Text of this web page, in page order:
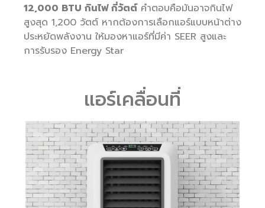
12,000 BTU กินไฟ กี่วัตต์คำตอบคือมันอาจกินไฟ
สูงสุด 1,200 วัตต์ หากต้องการเลือกแอร์แบบหน้าต่าง
ประหยัดพลังงาน ให้มองหาแอร์ที่มีค่า SEER สูงและ
การรับรอง Energy Star
แอร์เคลื่อนที่